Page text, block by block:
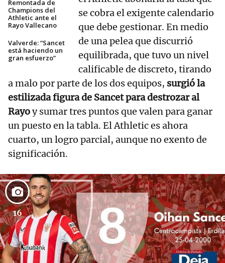
Remontada de
Champions del
Athletic ante el
Rayo Vallecano
Valverde: “Sancet
está haciendo un
gran esfuerzo”
se cobra el exigente calendario
que debe gestionar. En medio
de una pelea que discurrió
equilibrada, que tuvo un nivel
calificable de discreto, tirando
a malo por parte de los dos equipos, surgió la
estilizada figura de Sancet para destrozar al
Rayoy sumar tres puntos que valen para ganar
un puesto en la tabla. El Athletic es ahora
cuarto, un logro parcial, aunque no exento de
significación.
16